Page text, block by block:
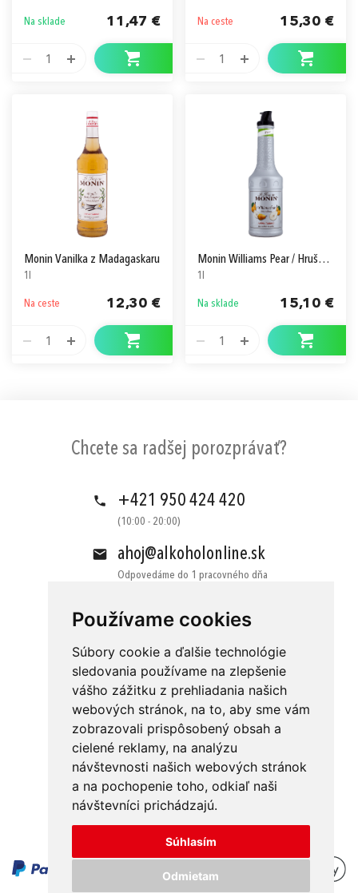
Používame cookies
Súbory cookie a ďalšie technológie
sledovania používame na zlepšenie
vášho zážitku z prehliadania našich
webových stránok, na to, aby sme vám
zobrazovali prispôsobený obsah a
cielené reklamy, na analýzu
návštevnosti našich webových stránok
a na pochopenie toho, odkiaľ naši
návštevníci prichádzajú.
Súhlasím
Odmietam
Na sklade 11,47 €
1
Na ceste 15,30 €
1
Monin Vanilka z Madagaskaru
1l
Na ceste 12,30 €
1
Monin Williams Pear / Hruška Pyré
1l
Na sklade 15,10 €
1
Chcete sa radšej porozprávať?
+421 950 424 420
(10:00 - 20:00)
ahoj@alkoholonline.sk
Odpovedáme do 1 pracovného dňa
Obchodné podmienky Kontakt
Ochrana osobných údajov O nás
Odstúpenie od zmluvy Platba
Reklamácie